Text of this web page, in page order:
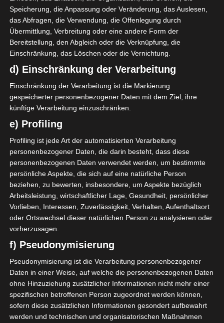
Speicherung, die Anpassung oder Veränderung, das Auslesen,
das Abfragen, die Verwendung, die Offenlegung durch
Übermittlung, Verbreitung oder eine andere Form der
Bereitstellung, den Abgleich oder die Verknüpfung, die
Einschränkung, das Löschen oder die Vernichtung.
d) Einschränkung der Verarbeitung
Einschränkung der Verarbeitung ist die Markierung
gespeicherter personenbezogener Daten mit dem Ziel, ihre
künftige Verarbeitung einzuschränken.
e) Profiling
Profiling ist jede Art der automatisierten Verarbeitung
personenbezogener Daten, die darin besteht, dass diese
personenbezogenen Daten verwendet werden, um bestimmte
persönliche Aspekte, die sich auf eine natürliche Person
beziehen, zu bewerten, insbesondere, um Aspekte bezüglich
Arbeitsleistung, wirtschaftlicher Lage, Gesundheit, persönlicher
Vorlieben, Interessen, Zuverlässigkeit, Verhalten, Aufenthaltsort
oder Ortswechsel dieser natürlichen Person zu analysieren oder
vorherzusagen.
f) Pseudonymisierung
Pseudonymisierung ist die Verarbeitung personenbezogener
Daten in einer Weise, auf welche die personenbezogenen Daten
ohne Hinzuziehung zusätzlicher Informationen nicht mehr einer
spezifischen betroffenen Person zugeordnet werden können,
sofern diese zusätzlichen Informationen gesondert aufbewahrt
werden und technischen und organisatorischen Maßnahmen